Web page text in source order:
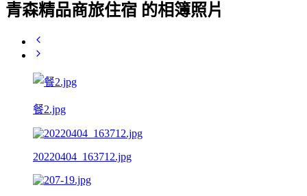
青森精品商旅住宿 的相簿照片
餐2.jpg
20220404_163712.jpg